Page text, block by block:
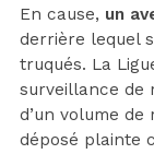
En cause, un
derrière lequel
truqués. La
surveillance de
d’un volume
déposé plainte